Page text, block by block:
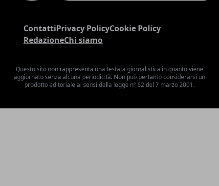
ContattiPrivacy PolicyCookie Policy
RedazioneChi siamo
Questo sito non rappresenta una testata giornalistica in quanto viene
aggiornato senza alcuna periodicità. Non può pertanto considerarsi un
prodotto editoriale ai sensi della legge n° 62 del 7 marzo 2001.